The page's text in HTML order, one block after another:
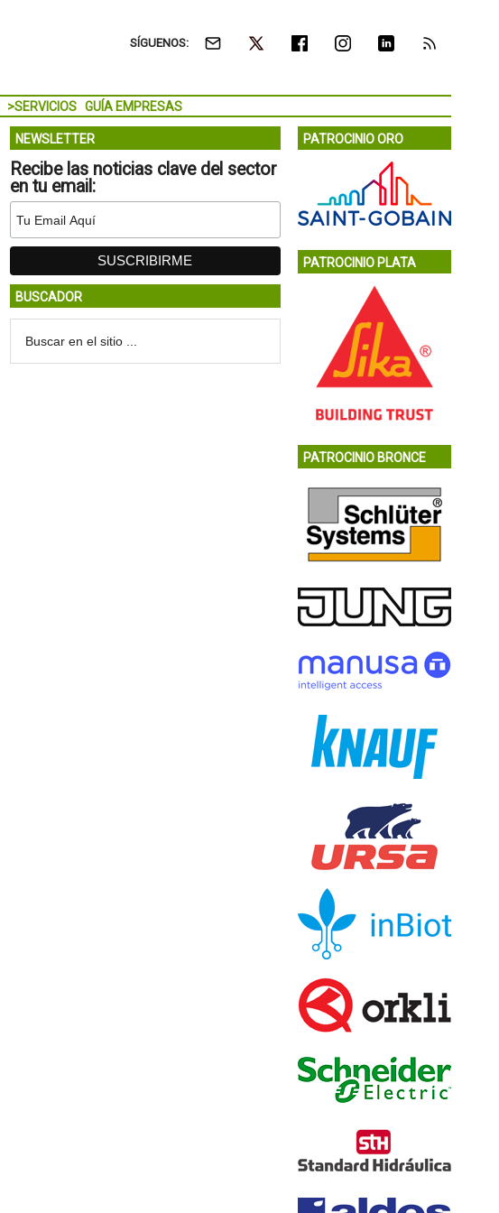
SÍGUENOS:
>SERVICIOS GUÍA EMPRESAS
NEWSLETTER
Recibe las noticias clave del sector
en tu email:
BUSCADOR
PATROCINIO ORO
PATROCINIO PLATA
PATROCINIO BRONCE